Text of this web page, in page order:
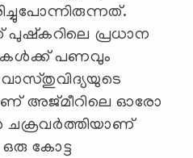
പ്രധാന
പണവും
അജ്മീറിലെ ഓരോ
ചക്രവർത്തിയാണ്
കോട്ട